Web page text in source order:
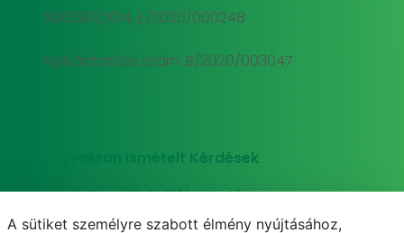
000293/2014, E/2020/000248
Nyilvántartási szám: B/2020/003047
Gyakran Ismételt Kérdések
Adatkezelési tájékoztató
A sütiket személyre szabott élmény nyújtásához,